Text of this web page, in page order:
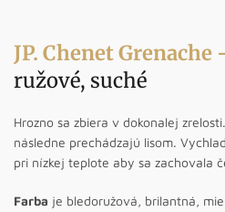
JP. Chenet Grenache
ružové, suché
Hrozno sa zbiera v dokonalej
následne prechádzajú lisom.
pri nízkej teplote aby sa zachovala
Farba je bledoružová, brilantná,